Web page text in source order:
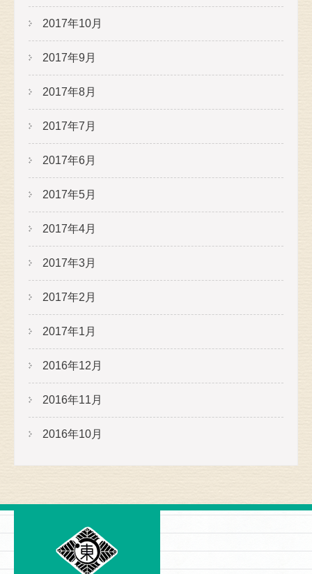
2017年10月
2017年9月
2017年8月
2017年7月
2017年6月
2017年5月
2017年4月
2017年3月
2017年2月
2017年1月
2016年12月
2016年11月
2016年10月